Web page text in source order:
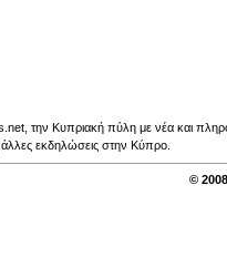
την Κυπριακή πύλη με νέα και
άλλες εκδηλώσεις στην Κύπρο.
©